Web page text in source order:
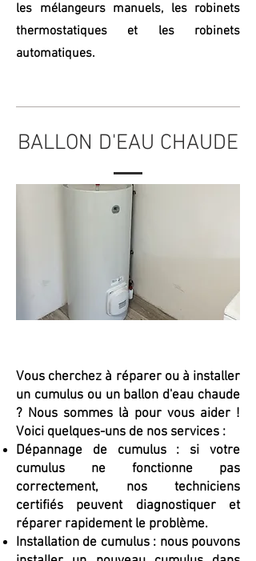
les mélangeurs manuels, les robinets
thermostatiques et les robinets
automatiques.
BALLON D'EAU CHAUDE
Vous cherchez à réparer ou à installer
un cumulus ou un ballon d'eau chaude
? Nous sommes là pour vous aider !
Voici quelques-uns de nos services :
Dépannage de cumulus : si votre
cumulus ne fonctionne pas
correctement, nos techniciens
certifiés peuvent diagnostiquer et
réparer rapidement le problème.
Installation de cumulus : nous pouvons